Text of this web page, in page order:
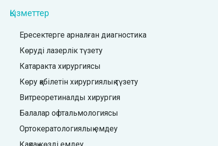
Қызметтер
Ересектерге арналған диагностика
Көруді лазерлік түзету
Катаракта хирургиясы
Көру қабілетін хирургиялық түзету
Витреоретиналды хирургия
Балалар офтальмологиясы
Ортокератологиялық емдеу
Қақпақ көзді емдеу